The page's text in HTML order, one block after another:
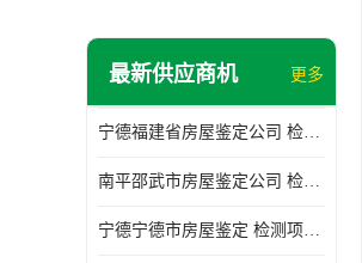
消防工程施工
最新供应商机 更多
宁德福建省房屋鉴定公司 检测项目广 可及时反馈数据结果
南平邵武市房屋鉴定公司 检测准确率高 加强房屋的日常与管理
宁德宁德市房屋鉴定 检测项目广 可及时反馈数据结果